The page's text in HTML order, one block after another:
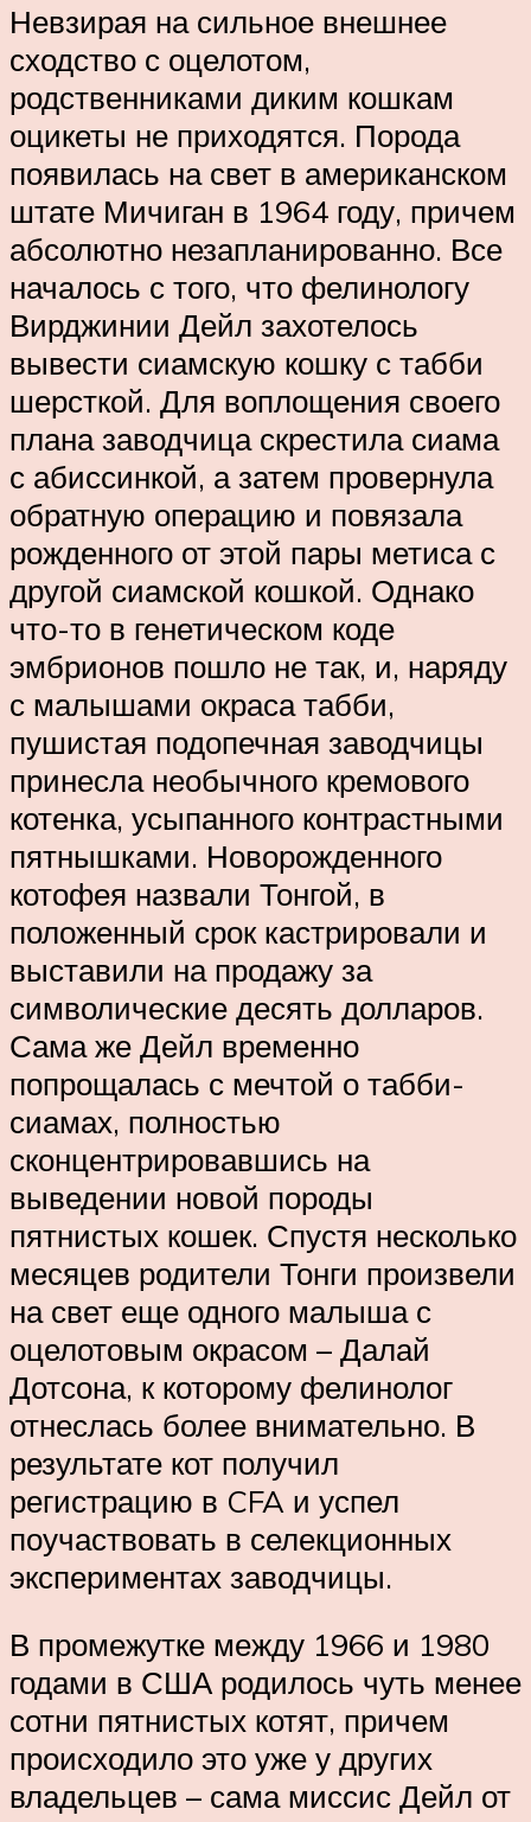
Невзирая на сильное внешнее
сходство с оцелотом,
родственниками диким кошкам
оцикеты не приходятся. Порода
появилась на свет в американском
штате Мичиган в 1964 году, причем
абсолютно незапланированно. Все
началось с того, что фелинологу
Вирджинии Дейл захотелось
вывести сиамскую кошку с табби
шерсткой. Для воплощения своего
плана заводчица скрестила сиама
с абиссинкой, а затем провернула
обратную операцию и повязала
рожденного от этой пары метиса с
другой сиамской кошкой. Однако
что-то в генетическом коде
эмбрионов пошло не так, и, наряду
с малышами окраса табби,
пушистая подопечная заводчицы
принесла необычного кремового
котенка, усыпанного контрастными
пятнышками. Новорожденного
котофея назвали Тонгой, в
положенный срок кастрировали и
выставили на продажу за
символические десять долларов.
Сама же Дейл временно
попрощалась с мечтой о табби-
сиамах, полностью
сконцентрировавшись на
выведении новой породы
пятнистых кошек. Спустя несколько
месяцев родители Тонги произвели
на свет еще одного малыша с
оцелотовым окрасом – Далай
Дотсона, к которому фелинолог
отнеслась более внимательно. В
результате кот получил
регистрацию в CFA и успел
поучаствовать в селекционных
экспериментах заводчицы.
В промежутке между 1966 и 1980
годами в США родилось чуть менее
сотни пятнистых котят, причем
происходило это уже у других
владельцев – сама миссис Дейл от